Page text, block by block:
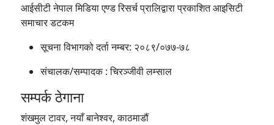
आईसीटी नेपाल मिडिया एण्ड रिसर्च प्रालिद्वारा प्रकाशित आइसिटी
समाचार डटकम
सूचना विभागको दर्ता नम्बर: २०८९/०७७-७८
संचालक/सम्पादक :चिरञ्जीवी लम्साल
सम्पर्क ठेगाना
शंखमुल टावर, नयाँ बानेश्वर, काठमाडौं